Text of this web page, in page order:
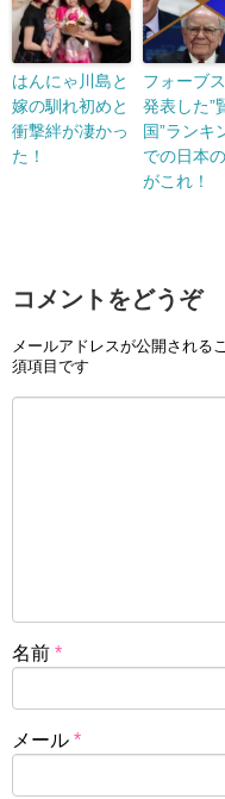
はんにゃ川島と
嫁の馴れ初めと
衝撃絆が凄かっ
た！
フォーブ
発表した”
国”ランキ
での日本
がこれ！
コメントをどうぞ
メールアドレスが公開される
須項目です
名前 *
メール *